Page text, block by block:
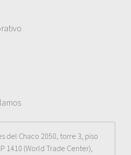
del Chaco 2050, torre 3, piso
1410 (World Trade Center),